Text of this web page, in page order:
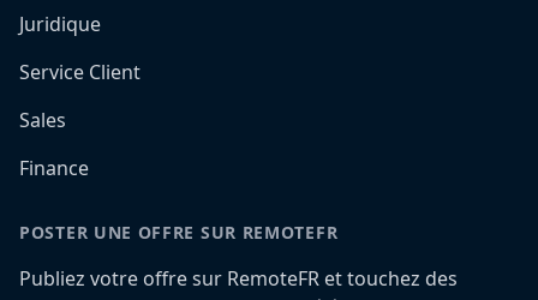
Juridique
Service Client
Sales
Finance
POSTER UNE OFFRE SUR REMOTEFR
Publiez votre offre sur RemoteFR et touchez des